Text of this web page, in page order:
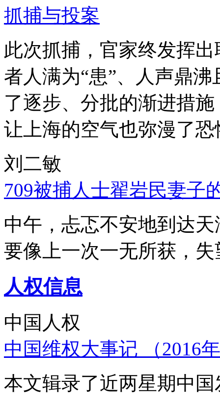
抓捕与投案
此次抓捕，官家终发挥
者人满为“患”、人声鼎
了逐步、分批的渐进措
让上海的空气也弥漫了
刘二敏
709被捕人士翟岩民妻子
中午，忐忑不安地到达
要像上一次一无所获，
人权信息
中国人权
中国维权大事记 （2016
本文辑录了近两星期中